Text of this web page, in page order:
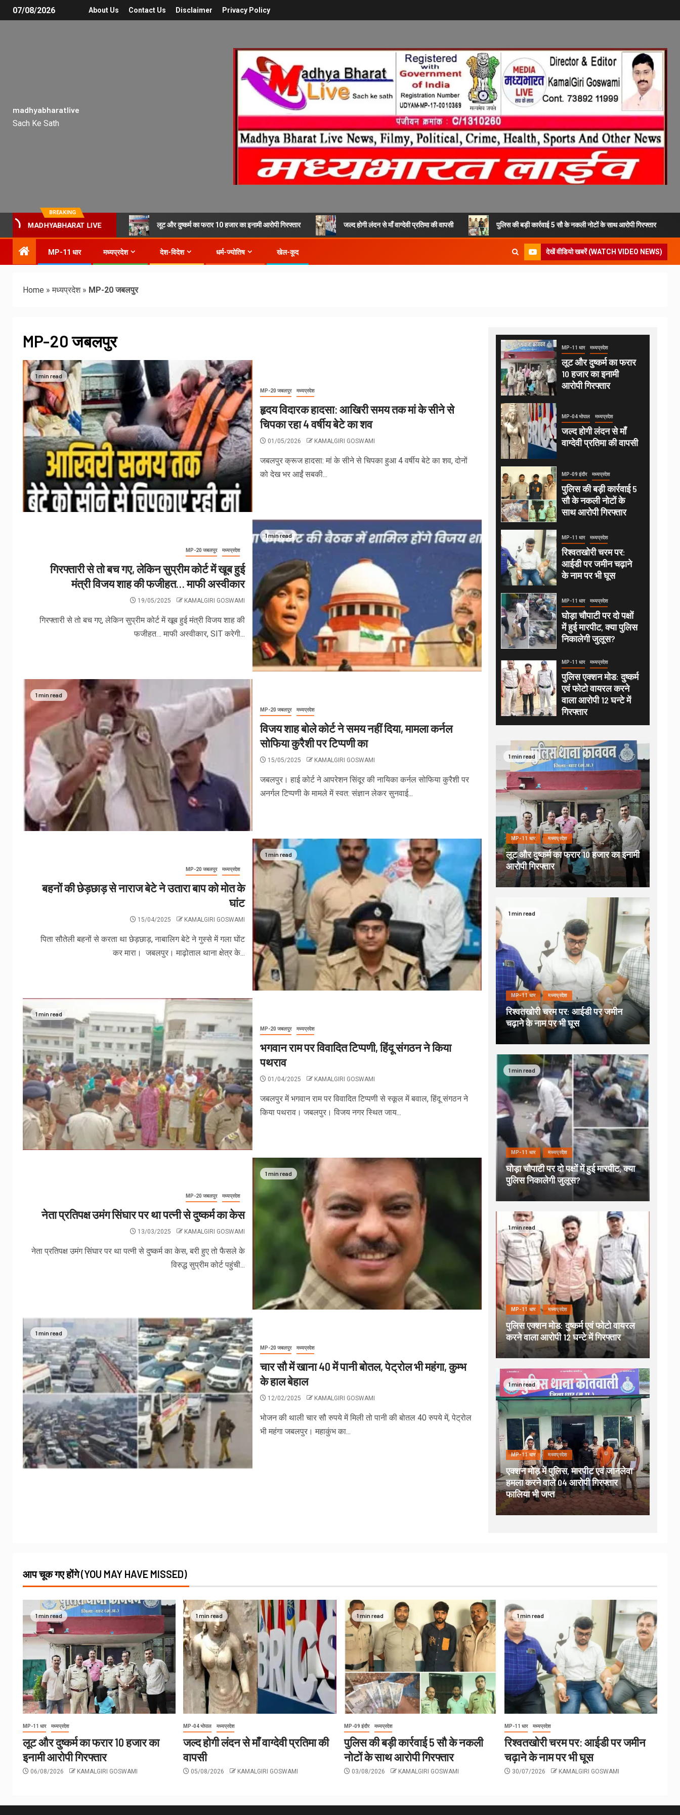
07/08/2026 About Us Contact Us Disclaimer Privacy Policy
madhyabharatlive
Sach Ke Sath
BREAKING
MADHYABHARAT LIVE लूट और दुष्कर्म का फरार 10 हजार का इनामी आरोपी गिरफ्तार जल्द होगी लंदन से माँ वाग्देवी प्रतिमा की वापसी पुलिस की बड़ी कार्रवाई 5 सौ के नकली नोटों के साथ आरोपी गिरफ्तार
MP-11 धार मध्यप्रदेश देश-विदेश धर्म-ज्योतिष खेल-कूद देखें वीडियो खबरें (WATCH VIDEO NEWS)
Home »मध्यप्रदेश» MP-20 जबलपुर
MP-20 जबलपुर
1 min read
MP-20 जबलपुर मध्यप्रदेश
हृदय विदारक हादसा: आखिरी समय तक मां के सीने से
चिपका रहा 4 वर्षीय बेटे का शव
01/05/2026 KAMALGIRI GOSWAMI
जबलपुर क्रूज हादसा: मां के सीने से चिपका हुआ 4 वर्षीय बेटे का शव, दोनों
को देख भर आईं सबकी...
1 min read
MP-20 जबलपुर मध्यप्रदेश
गिरफ्तारी से तो बच गए, लेकिन सुप्रीम कोर्ट में खूब हुई
मंत्री विजय शाह की फजीहत… माफी अस्वीकार
19/05/2025 KAMALGIRI GOSWAMI
गिरफ्तारी से तो बच गए, लेकिन सुप्रीम कोर्ट में खूब हुई मंत्री विजय शाह की
फजीहत… माफी अस्वीकार, SIT करेगी...
1 min read
MP-20 जबलपुर मध्यप्रदेश
विजय शाह बोले कोर्ट ने समय नहीं दिया, मामला कर्नल
सोफिया कुरैशी पर टिप्पणी का
15/05/2025 KAMALGIRI GOSWAMI
जबलपुर। हाई कोर्ट ने आपरेशन सिंदूर की नायिका कर्नल सोफिया कुरैशी पर
अनर्गल टिप्पणी के मामले में स्वत: संज्ञान लेकर सुनवाई...
1 min read
MP-20 जबलपुर मध्यप्रदेश
बहनों की छेड़छाड़ से नाराज बेटे ने उतारा बाप को मोत के
घांट
15/04/2025 KAMALGIRI GOSWAMI
पिता सौतेली बहनों से करता था छेड़छाड़, नाबालिग बेटे ने गुस्से में गला घोंट
कर मारा। जबलपुर। माढ़ोताल थाना क्षेत्र के...
1 min read
MP-20 जबलपुर मध्यप्रदेश
भगवान राम पर विवादित टिप्पणी, हिंदू संगठन ने किया
पथराव
01/04/2025 KAMALGIRI GOSWAMI
जबलपुर में भगवान राम पर विवादित टिप्पणी से स्कूल में बवाल, हिंदू संगठन ने
किया पथराव। जबलपुर। विजय नगर स्थित जाय...
1 min read
MP-20 जबलपुर मध्यप्रदेश
नेता प्रतिपक्ष उमंग सिंघार पर था पत्‍नी से दुष्‍कर्म का केस
13/03/2025 KAMALGIRI GOSWAMI
नेता प्रतिपक्ष उमंग सिंघार पर था पत्‍नी से दुष्‍कर्म का केस, बरी हुए तो फैसले के
विरुद्ध सुप्रीम कोर्ट पहुंची...
1 min read
MP-20 जबलपुर मध्यप्रदेश
चार सौ में खाना 40 में पानी बोतल, पेट्रोल भी महंगा, कुम्भ
के हाल बेहाल
12/02/2025 KAMALGIRI GOSWAMI
भोजन की थाली चार सौ रुपये में मिली तो पानी की बोतल 40 रुपये में, पेट्रोल
भी महंगा जबलपुर। महाकुंभ का...
MP-11 धार मध्यप्रदेश
लूट और दुष्कर्म का फरार
10 हजार का इनामी
आरोपी गिरफ्तार
MP-04 भोपाल मध्यप्रदेश
जल्द होगी लंदन से माँ
वाग्देवी प्रतिमा की वापसी
MP-09 इंदौर मध्यप्रदेश
पुलिस की बड़ी कार्रवाई 5
सौ के नकली नोटों के
साथ आरोपी गिरफ्तार
MP-11 धार मध्यप्रदेश
रिश्वतखोरी चरम पर:
आईडी पर जमीन चढ़ाने
के नाम पर भी घूस
MP-11 धार मध्यप्रदेश
घोड़ा चौपाटी पर दो पक्षों
में हुई मारपीट, क्या पुलिस
निकालेगी जुलूस?
MP-11 धार मध्यप्रदेश
पुलिस एक्शन मोड: दुष्कर्म
एवं फोटो वायरल करने
वाला आरोपी 12 घन्टे में
गिरफ्तार
1 min read
MP-11 धार मध्यप्रदेश
लूट और दुष्कर्म का फरार 10 हजार का इनामी
आरोपी गिरफ्तार
1 min read
MP-11 धार मध्यप्रदेश
रिश्वतखोरी चरम पर: आईडी पर जमीन
चढ़ाने के नाम पर भी घूस
1 min read
MP-11 धार मध्यप्रदेश
घोड़ा चौपाटी पर दो पक्षों में हुई मारपीट, क्या
पुलिस निकालेगी जुलूस?
1 min read
MP-11 धार मध्यप्रदेश
पुलिस एक्शन मोड: दुष्कर्म एवं फोटो वायरल
करने वाला आरोपी 12 घन्टे में गिरफ्तार
1 min read
MP-11 धार मध्यप्रदेश
एक्शन मोड़ में पुलिस, मारपीट एवं जानलेवा
हमला करने वाले 04 आरोपी गिरफ्तार
फालिया भी जप्त
आप चूक गए होंगे (YOU MAY HAVE MISSED)
1 min read
MP-11 धार मध्यप्रदेश
लूट और दुष्कर्म का फरार 10 हजार का
इनामी आरोपी गिरफ्तार
06/08/2026 KAMALGIRI GOSWAMI
1 min read
MP-04 भोपाल मध्यप्रदेश
जल्द होगी लंदन से माँ वाग्देवी प्रतिमा की
वापसी
05/08/2026 KAMALGIRI GOSWAMI
1 min read
MP-09 इंदौर मध्यप्रदेश
पुलिस की बड़ी कार्रवाई 5 सौ के नकली
नोटों के साथ आरोपी गिरफ्तार
03/08/2026 KAMALGIRI GOSWAMI
1 min read
MP-11 धार मध्यप्रदेश
रिश्वतखोरी चरम पर: आईडी पर जमीन
चढ़ाने के नाम पर भी घूस
30/07/2026 KAMALGIRI GOSWAMI